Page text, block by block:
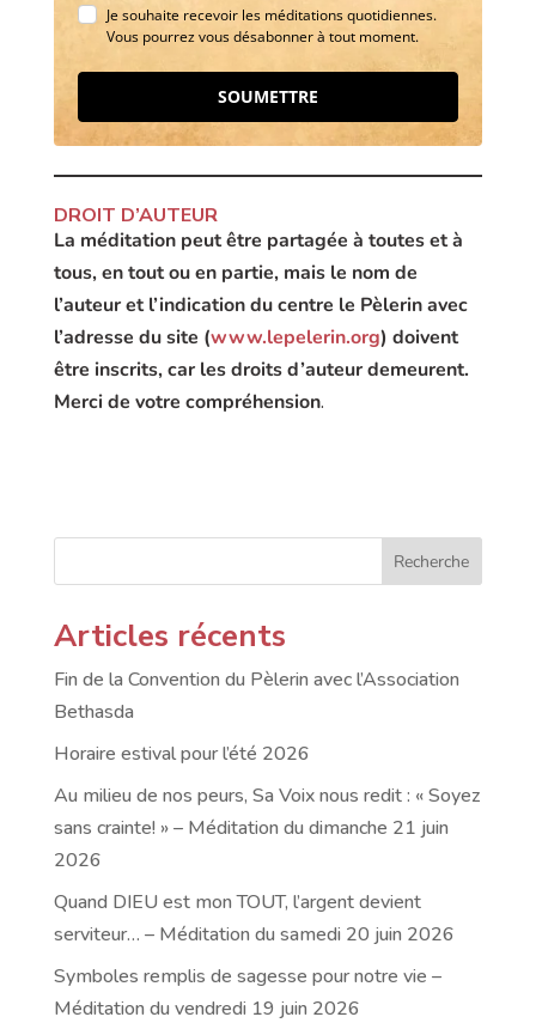
Je souhaite recevoir les méditations quotidiennes.
Vous pourrez vous désabonner à tout moment.
SOUMETTRE
DROIT D’AUTEUR
La méditation peut être partagée à toutes et à
tous, en tout ou en partie, mais le nom de
l’auteur et l’indication du centre le Pèlerin avec
l’adresse du site (www.lepelerin.org) doivent
être inscrits, car les droits d’auteur demeurent.
Merci de votre compréhension.
Recherche
Articles récents
Fin de la Convention du Pèlerin avec l’Association
Bethasda
Horaire estival pour l’été 2026
Au milieu de nos peurs, Sa Voix nous redit : « Soyez
sans crainte! » – Méditation du dimanche 21 juin
2026
Quand DIEU est mon TOUT, l’argent devient
serviteur… – Méditation du samedi 20 juin 2026
Symboles remplis de sagesse pour notre vie –
Méditation du vendredi 19 juin 2026